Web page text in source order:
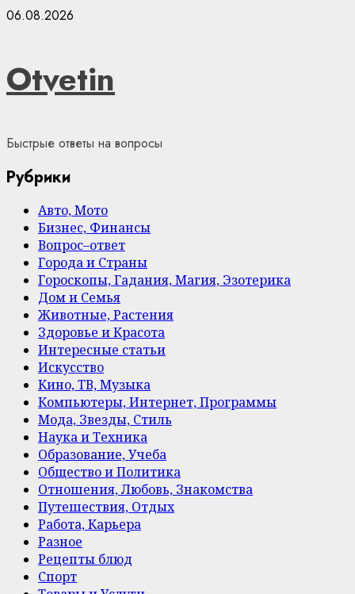
Skip
06.08.2026
Otvetin
Быстрые ответы на вопросы
Рубрики
Авто, Мото
Бизнес, Финансы
Вопрос–ответ
Города и Страны
Гороскопы, Гадания, Магия, Эзотерика
Дом и Семья
Животные, Растения
Здоровье и Красота
Интересные статьи
Искусство
Кино, ТВ, Музыка
Компьютеры, Интернет, Программы
Мода, Звезды, Стиль
Наука и Техника
Образование, Учеба
Общество и Политика
Отношения, Любовь, Знакомства
Путешествия, Отдых
Работа, Карьера
Разное
Рецепты блюд
Спорт